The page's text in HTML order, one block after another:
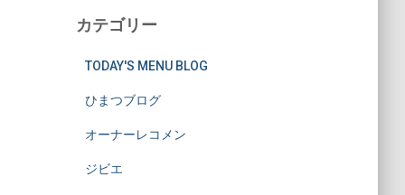
カテゴリー
TODAY'S MENU BLOG
ひまつブログ
オーナーレコメン
ジビエ